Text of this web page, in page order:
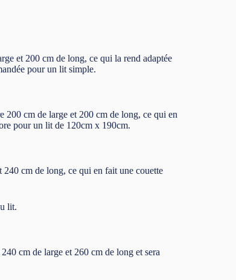
et 200 cm de long, ce qui la rend adaptée
pour un lit simple.
200 cm de large et 200 cm de long, ce qui en
pour un lit de 120cm x 190cm.
cm de long, ce qui en fait une couette
lit.
cm de large et 260 cm de long et sera